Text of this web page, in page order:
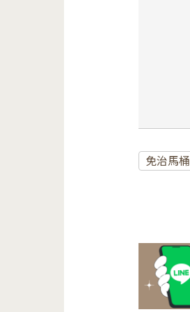
免治馬桶